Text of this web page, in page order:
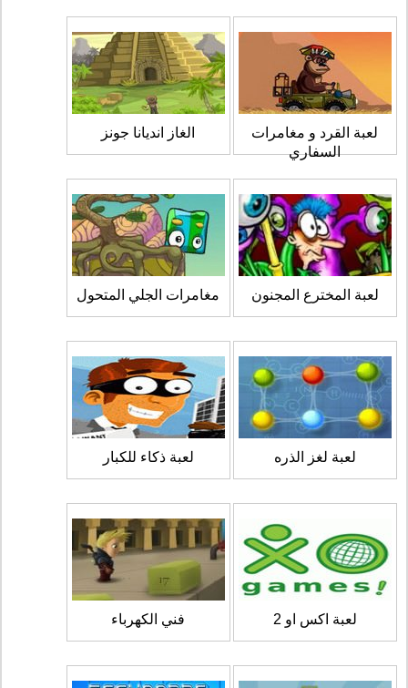
لعبة القرد و مغامرات
السفاري
الغاز انديانا جونز
لعبة المخترع المجنون مغامرات الجلي المتحول
لعبة لغز الذره لعبة ذكاء للكبار
لعبة اكس او 2 فني الكهرباء